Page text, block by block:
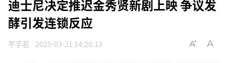
迪士尼决定推迟金秀贤新剧上映 争议发
酵引发连锁反应
芊手若 2025-03-21 14:26:13